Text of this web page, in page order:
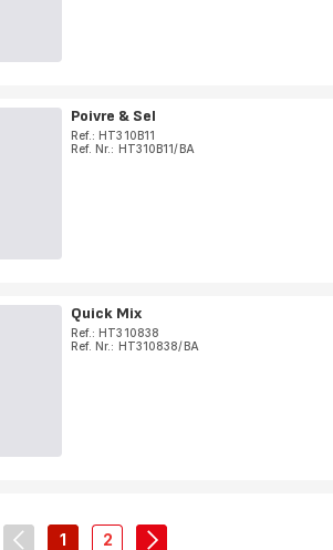
Poivre & Sel
Ref.: HT310B11
Ref. Nr.: HT310B11/BA
Quick Mix
Ref.: HT310838
Ref. Nr.: HT310838/BA
1 2